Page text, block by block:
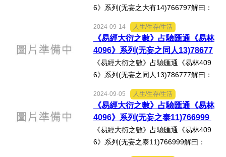
6》系列(无妄之大有14)766797解曰：
不利有攸往。」《易林‧无妄之大有》：
「海河都市，國之奧府，商人受福，少
子玉食。」心得分享：按...
2024-09-14 人生/生存/生活
《易經大衍之數》占驗匯通《易林
4096》系列(无妄之同人13)78677
7
《易經大衍之數》占驗匯通《易林409
6》系列(无妄之同人13)786777解曰：
牛，行人之得，邑人之災。」《易林‧无
妄之同人》：「壅遏堤防，水不得行，
火光盛陽，陰蜺伏藏，走歸...
2024-09-05 人生/生存/生活
《易經大衍之數》占驗匯通《易林
4096》系列(无妄之泰11)766999
《易經大衍之數》占驗匯通《易林409
6》系列(无妄之泰11)766999解曰：